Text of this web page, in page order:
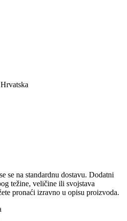
se na standardnu ​​dostavu. Dodatni
težine, veličine ili svojstava
pronaći izravno u opisu proizvoda.